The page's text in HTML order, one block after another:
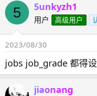
5 5unkyzh1
用户 高级用户
2023/08/30
jobs job_grade 都得
jiaonang